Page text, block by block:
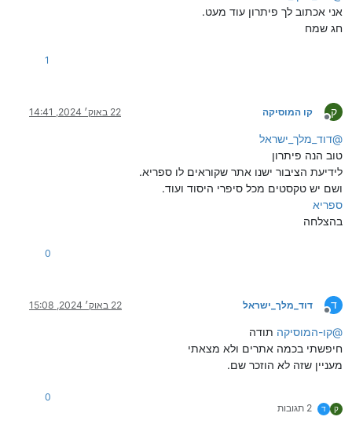
אני אכתוב לך פיתרון עוד מעט.
חג שמח
1
ק
מנותק
קו המוסיקה 22 באוק׳ 2024, 14:41
@דוד_מלך_ישראל
טוב הנה פיתרון
לידיעת הציבור ישנו אתר שקוראים לו ספריא.
ושם יש טקסטים מכל סיפרי היסוד ועוד.
ספריא
בהצלחה
0
ד
מנותק
דוד_מלך_ישראל 22 באוק׳ 2024, 15:08
@קו-המוסיקה תודה
חיפשתי בכמה אתרים ולא מצאתי
מעניין שזה לא הוזכר שם.
ק ד 2 תגובות
0